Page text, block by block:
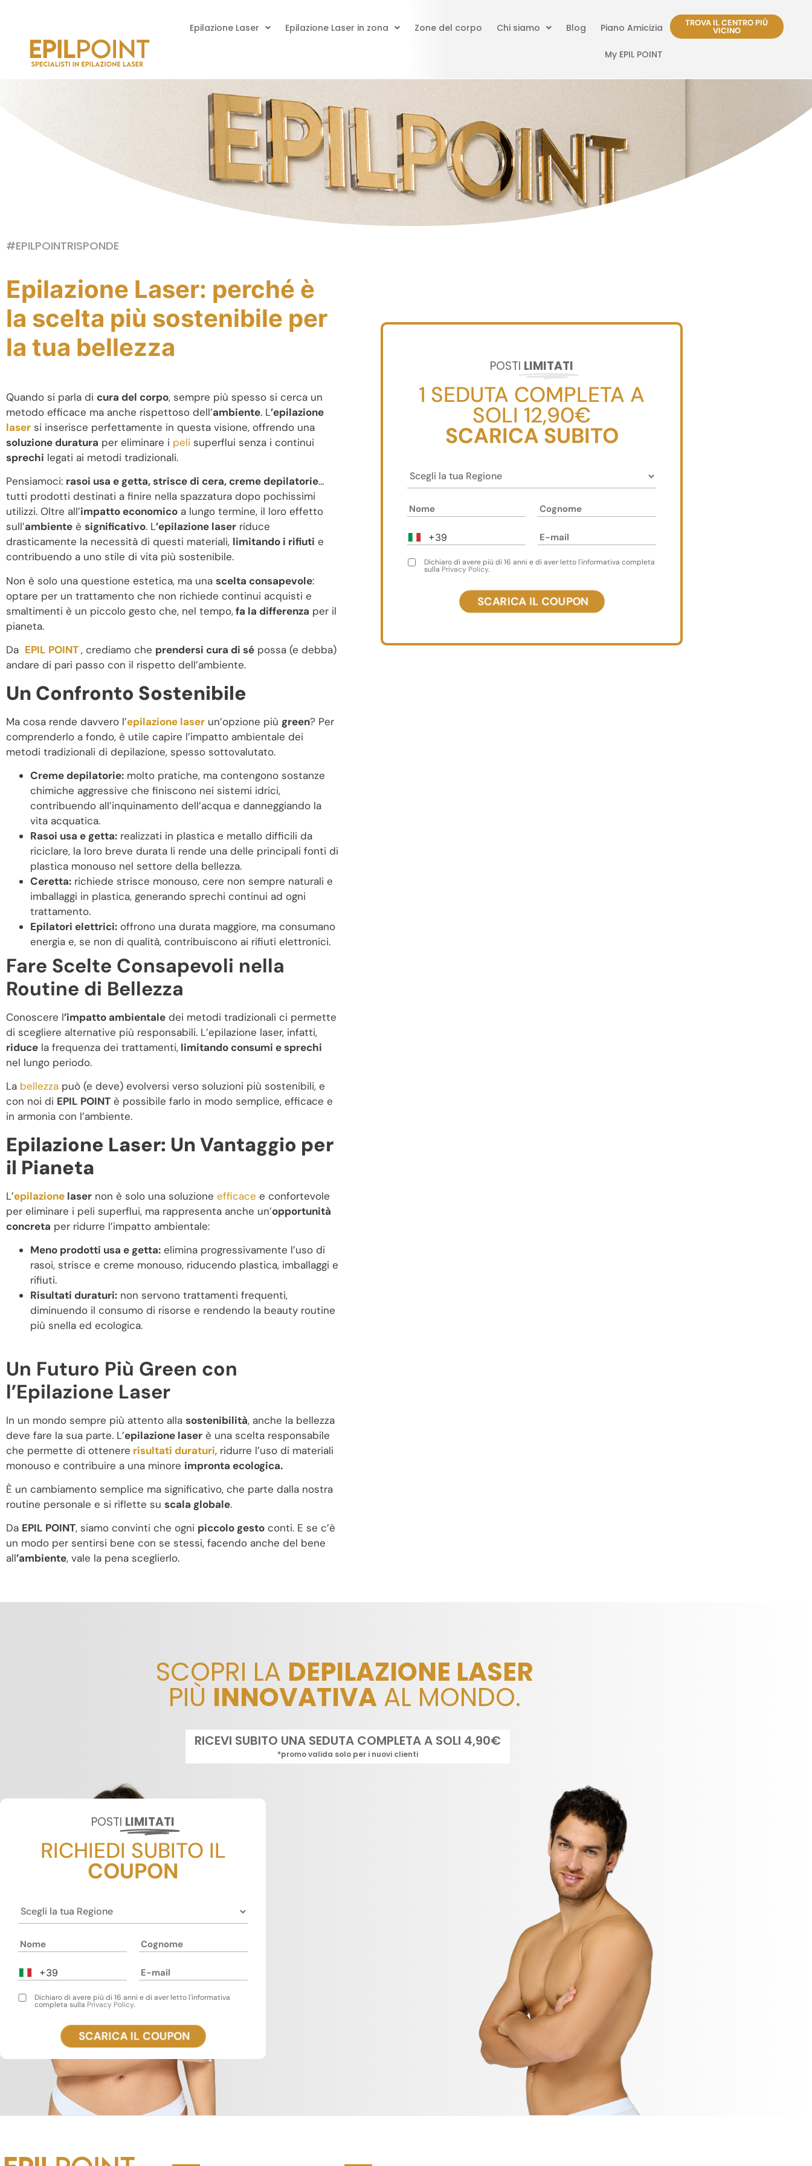
Epilazione Laser Epilazione Laser in zona Zone del corpo Chi siamo Blog Piano Amicizia
My EPIL POINT
TROVA IL CENTRO PIÙ
VICINO
#EPILPOINTRISPONDE
Epilazione Laser: perché è
la scelta più sostenibile per
la tua bellezza
Quando si parla di cura del corpo, sempre più spesso si cerca un
metodo efficace ma anche rispettoso dell’ambiente. L’epilazione
laser si inserisce perfettamente in questa visione, offrendo una
soluzione duratura per eliminare i peli superflui senza i continui
sprechi legati ai metodi tradizionali.
Pensiamoci: rasoi usa e getta, strisce di cera, creme depilatorie…
tutti prodotti destinati a finire nella spazzatura dopo pochissimi
utilizzi. Oltre all’impatto economico a lungo termine, il loro effetto
sull’ambiente è significativo. L’epilazione laser riduce
drasticamente la necessità di questi materiali, limitando i rifiuti e
contribuendo a uno stile di vita più sostenibile.
Non è solo una questione estetica, ma una scelta consapevole:
optare per un trattamento che non richiede continui acquisti e
smaltimenti è un piccolo gesto che, nel tempo,fa la differenza per il
pianeta.
Da EPIL POINT, crediamo che prendersi cura di sé possa (e debba)
andare di pari passo con il rispetto dell’ambiente.
Un Confronto Sostenibile
Ma cosa rende davvero l’epilazione laser un’opzione più green? Per
comprenderlo a fondo, è utile capire l’impatto ambientale dei
metodi tradizionali di depilazione, spesso sottovalutato.
Creme depilatorie: molto pratiche, ma contengono sostanze
chimiche aggressive che finiscono nei sistemi idrici,
contribuendo all’inquinamento dell’acqua e danneggiando la
vita acquatica.
Rasoi usa e getta: realizzati in plastica e metallo difficili da
riciclare, la loro breve durata li rende una delle principali fonti di
plastica monouso nel settore della bellezza.
Ceretta: richiede strisce monouso, cere non sempre naturali e
imballaggi in plastica, generando sprechi continui ad ogni
trattamento.
Epilatori elettrici: offrono una durata maggiore, ma consumano
energia e, se non di qualità, contribuiscono ai rifiuti elettronici.
Fare Scelte Consapevoli nella
Routine di Bellezza
Conoscere l’impatto ambientale dei metodi tradizionali ci permette
di scegliere alternative più responsabili. L’epilazione laser, infatti,
riduce la frequenza dei trattamenti, limitando consumi e sprechi
nel lungo periodo.
La bellezza può (e deve) evolversi verso soluzioni più sostenibili, e
con noi di EPIL POINT è possibile farlo in modo semplice, efficace e
in armonia con l’ambiente.
Epilazione Laser: Un Vantaggio per
il Pianeta
L’epilazione laser non è solo una soluzione efficace e confortevole
per eliminare i peli superflui, ma rappresenta anche un’opportunità
concreta per ridurre l’impatto ambientale:
Meno prodotti usa e getta: elimina progressivamente l’uso di
rasoi, strisce e creme monouso, riducendo plastica, imballaggi e
rifiuti.
Risultati duraturi: non servono trattamenti frequenti,
diminuendo il consumo di risorse e rendendo la beauty routine
più snella ed ecologica.
Un Futuro Più Green con
l’Epilazione Laser
In un mondo sempre più attento alla sostenibilità, anche la bellezza
deve fare la sua parte. L’epilazione laser è una scelta responsabile
che permette di ottenere risultati duraturi, ridurre l’uso di materiali
monouso e contribuire a una minore impronta ecologica.
È un cambiamento semplice ma significativo, che parte dalla nostra
routine personale e si riflette su scala globale.
Da EPIL POINT, siamo convinti che ogni piccolo gesto conti. E se c’è
un modo per sentirsi bene con se stessi, facendo anche del bene
all’ambiente, vale la pena sceglierlo.
POSTI LIMITATI
1 SEDUTA COMPLETA A
SOLI 12,90€
SCARICA SUBITO
+39
Dichiaro di avere più di 16 anni e di aver letto l'informativa completa
sulla Privacy Policy.
SCOPRI LA DEPILAZIONE LASER
PIÙ INNOVATIVAAL MONDO.
RICEVI SUBITO UNA SEDUTA COMPLETA A SOLI 4,90€
*promo valida solo per i nuovi clienti
POSTI LIMITATI
RICHIEDI SUBITO IL
COUPON
+39
Dichiaro di avere più di 16 anni e di aver letto l'informativa
completa sulla Privacy Policy.